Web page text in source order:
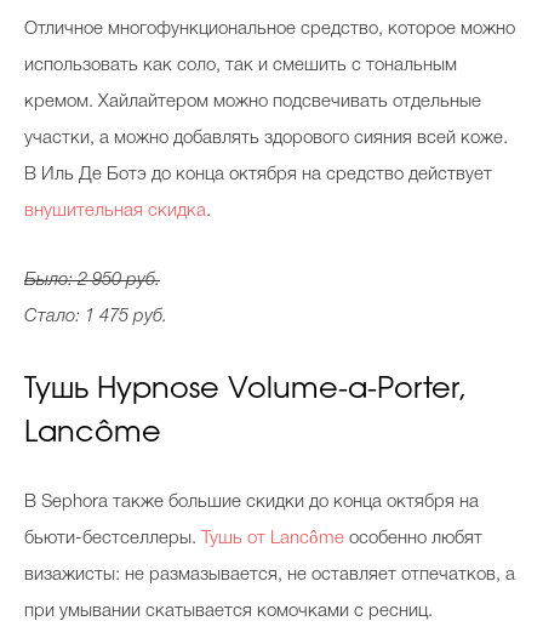
Отличное многофункциональное средство, которое можно
использовать как соло, так и смешить с тональным
кремом. Хайлайтером можно подсвечивать отдельные
участки, а можно добавлять здорового сияния всей коже.
В Иль Де Ботэ до конца октября на средство действует
внушительная скидка.
Было: 2 950 руб.
Стало: 1 475 руб.
Тушь Hypnose Volume-а-Porter,
Lancôme
В Sephora также большие скидки до конца октября на
бьюти-бестселлеры. Тушь от Lancôme особенно любят
визажисты: не размазывается, не оставляет отпечатков, а
при умывании скатывается комочками с ресниц.